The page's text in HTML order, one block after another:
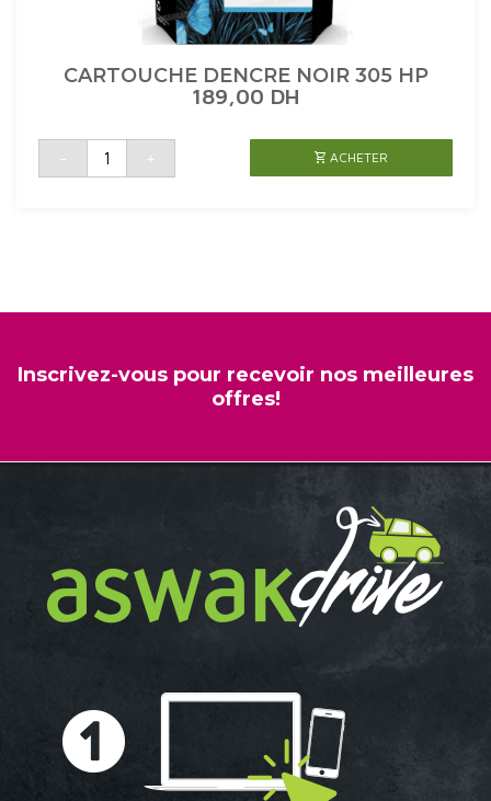
CARTOUCHE DENCRE NOIR 305 HP
189,00 DH
-
quantité
CARTOUCHE
+ ACHETER
Inscrivez-vous pour recevoir nos meilleures
offres!